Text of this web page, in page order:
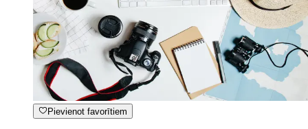
Pievienot favorītiem